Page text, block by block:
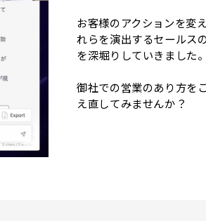
お客様のアクションを変
れらを演出するセールス
を深堀りしていきました。
御社での営業のあり方を
え直してみませんか？